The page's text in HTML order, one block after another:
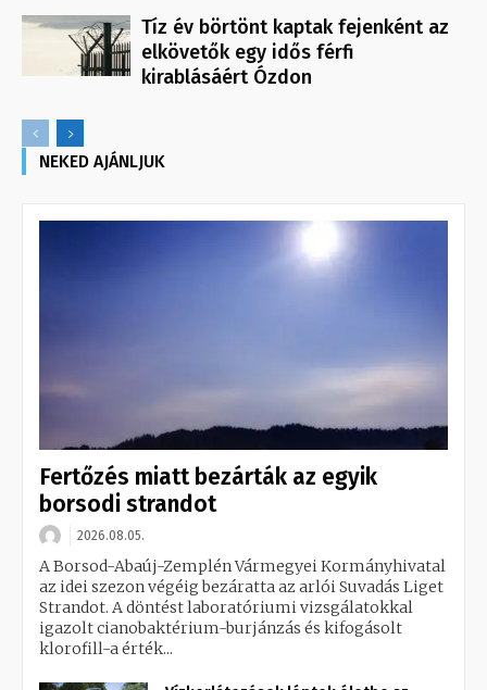
Tíz év börtönt kaptak fejenként az
elkövetők egy idős férfi
kirablásáért Ózdon
NEKED AJÁNLJUK
Fertőzés miatt bezárták az egyik
borsodi strandot
2026.08.05.
A Borsod-Abaúj-Zemplén Vármegyei Kormányhivatal
az idei szezon végéig bezáratta az arlói Suvadás Liget
Strandot. A döntést laboratóriumi vizsgálatokkal
igazolt cianobaktérium-burjánzás és kifogásolt
klorofill-a érték...